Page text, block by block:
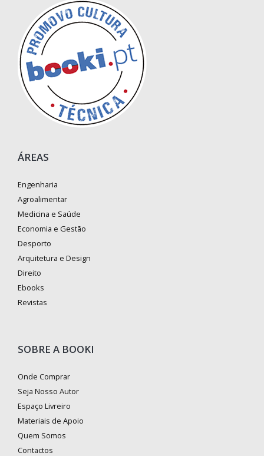
ÁREAS
Engenharia
Agroalimentar
Medicina e Saúde
Economia e Gestão
Desporto
Arquitetura e Design
Direito
Ebooks
Revistas
SOBRE A BOOKI
Onde Comprar
Seja Nosso Autor
Espaço Livreiro
Materiais de Apoio
Quem Somos
Contactos